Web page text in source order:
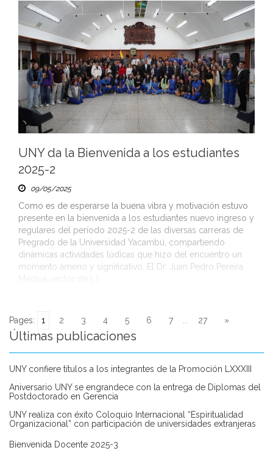
UNY da la Bienvenida a los estudiantes
2025-2
09/05/2025
Como es de esperarse la buena vibra y motivación estuvo
presente en la bienvenida a los estudiantes nuevo ingreso y
regulares del período 2025-2 de las diversas carreras de
Pregrado de la Universidad Yacambú, compartiendo
dinámicas actividades lúdicas que hizo del encuentro un
momento ameno y significativo. El Dr. Juan Pedro Pereira
Pages: 1 2 3 4 5 6 7 27 »
Últimas publicaciones
UNY confiere títulos a los integrantes de la Promoción LXXXIII
Aniversario UNY se engrandece con la entrega de Diplomas del
Postdoctorado en Gerencia
UNY realiza con éxito Coloquio Internacional “Espiritualidad
Organizacional” con participación de universidades extranjeras
Bienvenida Docente 2025-3